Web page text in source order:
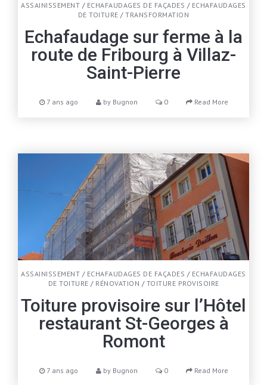
ASSAINISSEMENT / ECHAFAUDAGES DE FAÇADES / ECHAFAUDAGES
DE TOITURE /TRANSFORMATION
Echafaudage sur ferme à la
route de Fribourg à Villaz-
Saint-Pierre
7 ans ago by Bugnon 0 Read More
ASSAINISSEMENT / ECHAFAUDAGES DE FAÇADES / ECHAFAUDAGES
DE TOITURE / RÉNOVATION / TOITURE PROVISOIRE
Toiture provisoire sur l’Hôtel
restaurant St-Georges à
Romont
7 ans ago by Bugnon 0 Read More